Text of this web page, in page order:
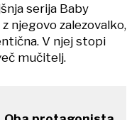
serija Baby
njegovo zalezovalko,
V njej stopi
mučitelj.